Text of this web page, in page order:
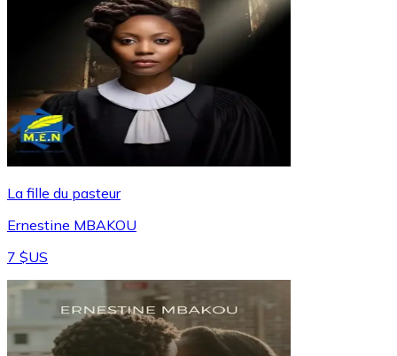
La fille du pasteur
Ernestine MBAKOU
7 $US